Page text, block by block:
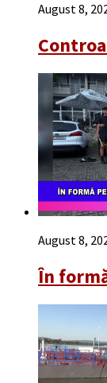
August 8,
August 8,
În